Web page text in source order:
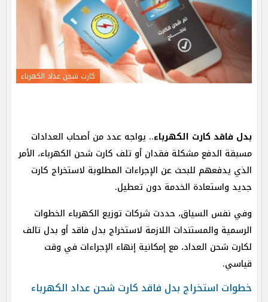
كارت شحن عداد الكهرباء
بدل فاقد كارت الكهرباء.. يواجه عدد من أصحاب العدادات
مسبقة الدفع مشكلة فقدان أو تلف كارت شحن الكهرباء، الأمر
الذي يدفعهم للبحث عن الإجراءات المطلوبة لاستخراج كارت
جديد واستعادة الخدمة دون تعطيل.
وفي نفس السياق، حددت شركات توزيع الكهرباء الخطوات
الرسمية والمستندات اللازمة لاستخراج بدل فاقد أو بدل تالف
لكارت شحن العداد، مع إمكانية إنهاء الإجراءات في وقت
قياسي.
خطوات استخراج بدل فاقد كارت شحن عداد الكهرباء